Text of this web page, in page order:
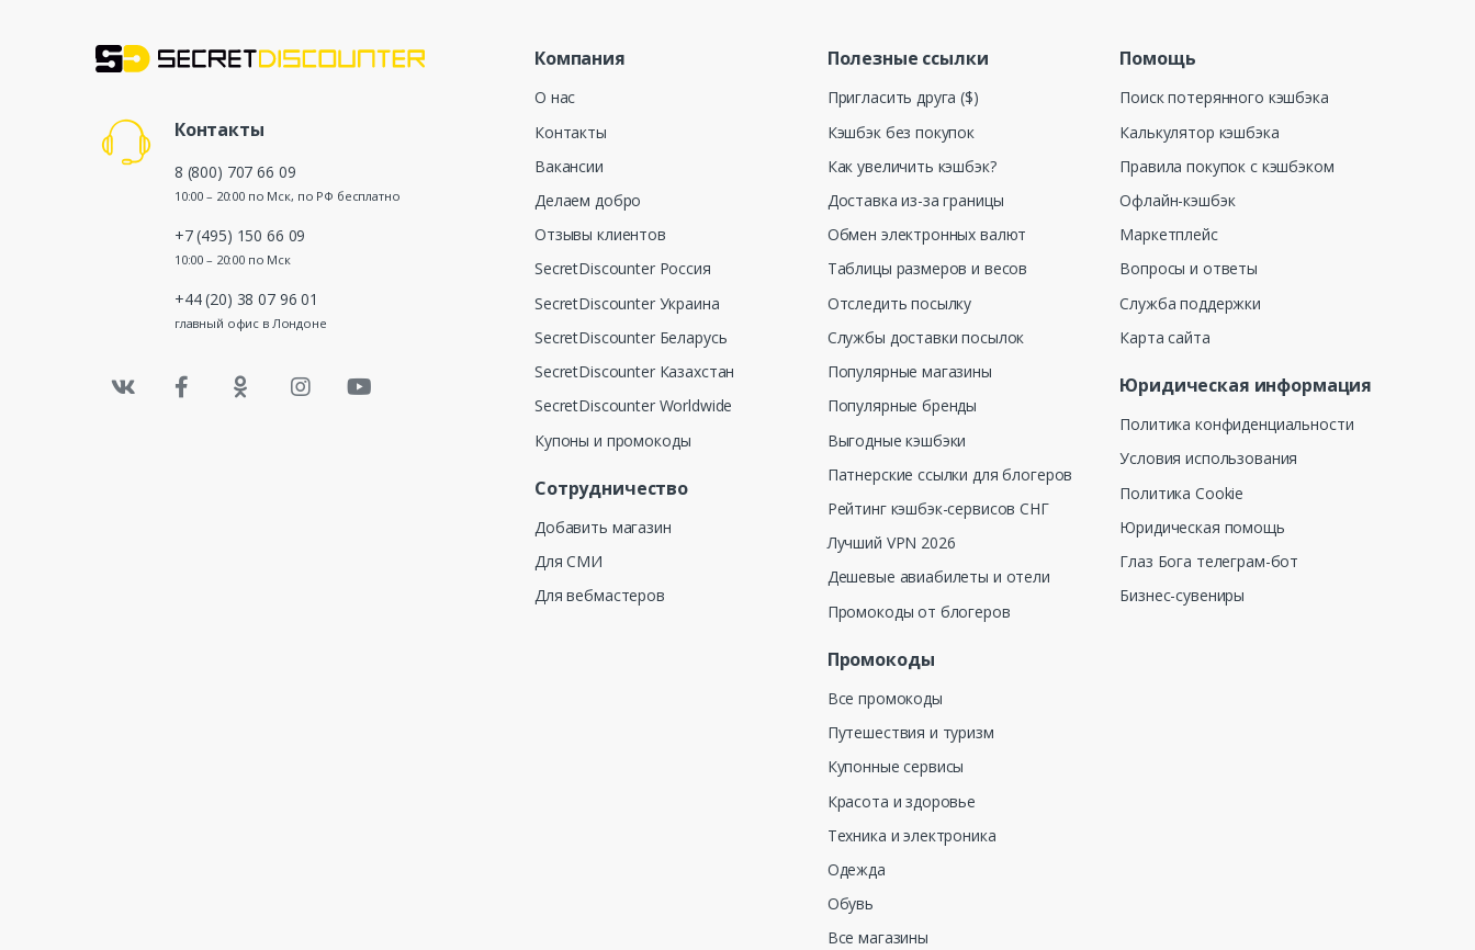
Контакты
8 (800) 707 66 09
10:00 – 20:00 по Мск, по РФ бесплатно
+7 (495) 150 66 09
10:00 – 20:00 по Мск
+44 (20) 38 07 96 01
главный офис в Лондоне
Компания
О нас
Контакты
Вакансии
Делаем добро
Отзывы клиентов
SecretDiscounter Россия
SecretDiscounter Украина
SecretDiscounter Беларусь
SecretDiscounter Казахстан
SecretDiscounter Worldwide
Купоны и промокоды
Сотрудничество
Добавить магазин
Для СМИ
Для вебмастеров
Полезные ссылки
Пригласить друга ($)
Кэшбэк без покупок
Как увеличить кэшбэк?
Доставка из-за границы
Обмен электронных валют
Таблицы размеров и весов
Отследить посылку
Службы доставки посылок
Популярные магазины
Популярные бренды
Выгодные кэшбэки
Патнерские ссылки для блогеров
Рейтинг кэшбэк-сервисов СНГ
Лучший VPN 2026
Дешевые авиабилеты и отели
Промокоды от блогеров
Промокоды
Все промокоды
Путешествия и туризм
Купонные сервисы
Красота и здоровье
Техника и электроника
Одежда
Обувь
Все магазины
Помощь
Поиск потерянного кэшбэка
Калькулятор кэшбэка
Правила покупок с кэшбэком
Офлайн-кэшбэк
Маркетплейс
Вопросы и ответы
Служба поддержки
Карта сайта
Юридическая информация
Политика конфиденциальности
Условия использования
Политика Cookie
Юридическая помощь
Глаз Бога телеграм-бот
Бизнес-сувениры